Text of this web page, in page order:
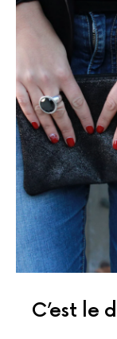
C’est le